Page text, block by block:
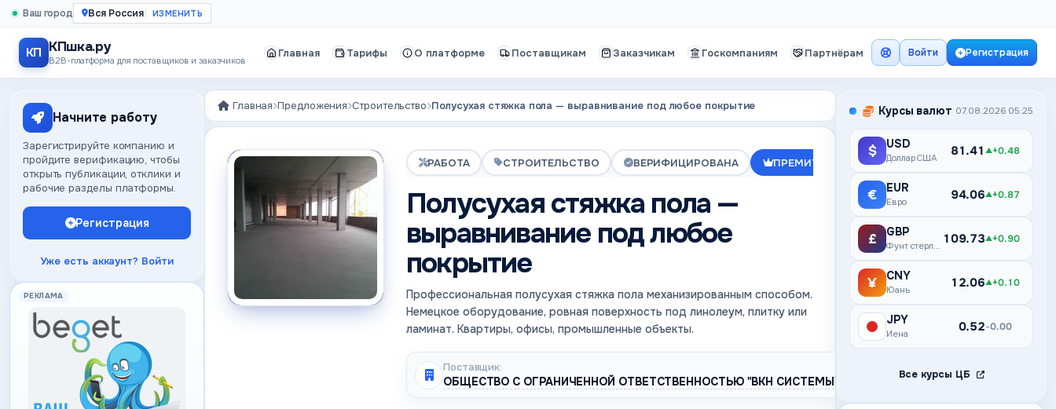
Ваш город Вся Россия
КП КПшка.ру
B2B-платформа для поставщиков и заказчиков
Главная Тарифы О платформе Поставщикам Заказчикам Госкомпаниям Партнёрам Войти Регистрация
Начните работу
Зарегистрируйте компанию и
пройдите верификацию, чтобы
открыть публикации, отклики и
рабочие разделы платформы.
Регистрация
Уже есть аккаунт? Войти
РЕКЛАМА
Главная Предложения Строительство Полусухая стяжка пола — выравнивание под любое покрытие
РАБОТА СТРОИТЕЛЬСТВО ВЕРИФИЦИРОВАНА ПРЕМИУМ
Полусухая стяжка пола —
выравнивание под любое
покрытие
Профессиональная полусухая стяжка пола механизированным способом.
Немецкое оборудование, ровная поверхность под линолеум, плитку или
ламинат. Квартиры, офисы, промышленные объекты.
Поставщик:
ОБЩЕСТВО С ОГРАНИЧЕННОЙ ОТВЕТСТВЕННОСТЬЮ "ВКН СИСТЕМЫ"
Курсы валют 07.08.2026 05:25
$ USD
Доллар США 81.41 ▲+0.48
€ EUR
Евро 94.06▲+0.87
£ GBP
Фунт стерлингов 109.73▲+0.90
¥ CNY
Юань 12.06▲+0.10
¥ JPY
Иена 0.52–0.00
Все курсы ЦБ